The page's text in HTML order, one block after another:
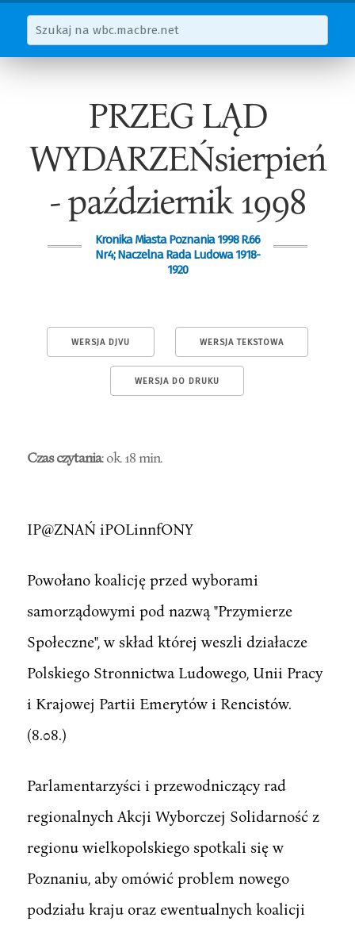
PRZEG LĄD
WYDARZEŃsierpień
- październik 1998
Kronika Miasta Poznania 1998 R.66
Nr4; Naczelna Rada Ludowa 1918-
1920
WERSJA DJVU WERSJA TEKSTOWA
WERSJA DO DRUKU
Czas czytania: ok. 18 min.
IP@ZNAŃ iPOLinnfONY
Powołano koalicję przed wyborami
samorządowymi pod nazwą "Przymierze
Społeczne", w skład której weszli działacze
Polskiego Stronnictwa Ludowego, Unii Pracy
i Krajowej Partii Emerytów i Rencistów.
(8.08.)
Parlamentarzyści i przewodniczący rad
regionalnych Akcji Wyborczej Solidarność z
regionu wielkopolskiego spotkali się w
Poznaniu, aby omówić problem nowego
podziału kraju oraz ewentualnych koalicji